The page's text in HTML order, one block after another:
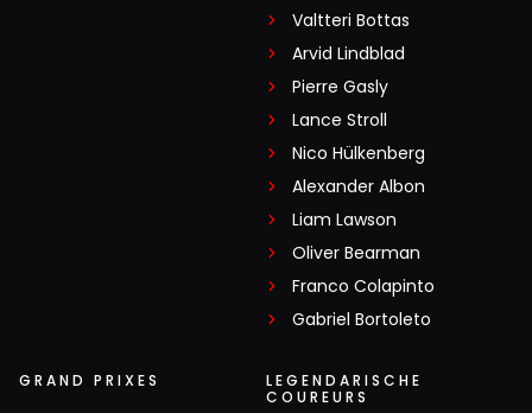
Valtteri Bottas
Arvid Lindblad
Pierre Gasly
Lance Stroll
Nico Hülkenberg
Alexander Albon
Liam Lawson
Oliver Bearman
Franco Colapinto
Gabriel Bortoleto
GRAND PRIXES
LEGENDARISCHE
COUREURS